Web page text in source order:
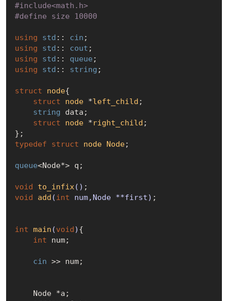
#include<math.h>
#define size 10000
using std :: cin
using
std :: cout
using
std :: queue
using
std :: string ;
struct node{
struct
node *left_child ;
string data;
struct
node *right_child ;
typedef
struct node Node;
queue<Node*> q;
void to_infix ()
void
add ( int num,Node **first) ;
int main (void) {
int num;
cin >> num;